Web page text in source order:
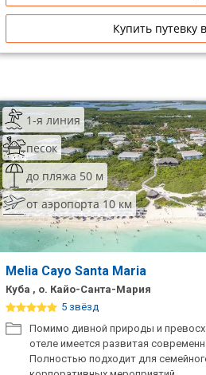
Купить путевку
1-я линия
песок
до пляжа 50 м
от аэропорта 10 км
Melia Cayo Santa Maria
Куба , о. Кайо-Санта-Мария
5 звёзд
Помимо дивной природы и
отеле имеется развитая
Полностью подходит для